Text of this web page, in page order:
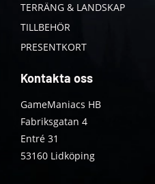
TERRÄNG & LANDSKAP
TILLBEHÖR
PRESENTKORT
Kontakta oss
GameManiacs HB
Fabriksgatan 4
Entré 31
53160 Lidköping